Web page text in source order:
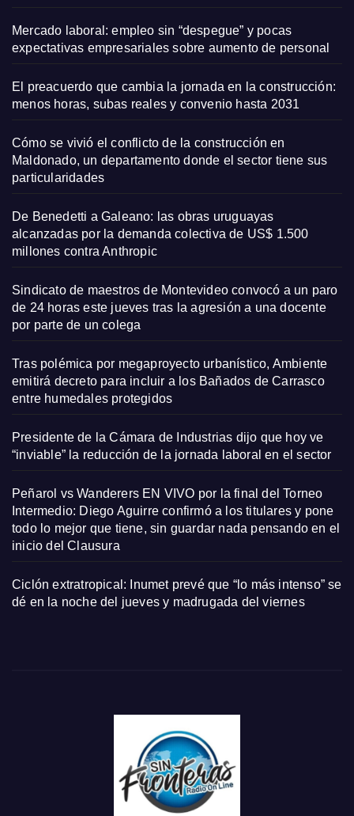
Mercado laboral: empleo sin “despegue” y pocas
expectativas empresariales sobre aumento de personal
El preacuerdo que cambia la jornada en la construcción:
menos horas, subas reales y convenio hasta 2031
Cómo se vivió el conflicto de la construcción en
Maldonado, un departamento donde el sector tiene sus
particularidades
De Benedetti a Galeano: las obras uruguayas
alcanzadas por la demanda colectiva de US$ 1.500
millones contra Anthropic
Sindicato de maestros de Montevideo convocó a un paro
de 24 horas este jueves tras la agresión a una docente
por parte de un colega
Tras polémica por megaproyecto urbanístico, Ambiente
emitirá decreto para incluir a los Bañados de Carrasco
entre humedales protegidos
Presidente de la Cámara de Industrias dijo que hoy ve
“inviable” la reducción de la jornada laboral en el sector
Peñarol vs Wanderers EN VIVO por la final del Torneo
Intermedio: Diego Aguirre confirmó a los titulares y pone
todo lo mejor que tiene, sin guardar nada pensando en el
inicio del Clausura
Ciclón extratropical: Inumet prevé que “lo más intenso” se
dé en la noche del jueves y madrugada del viernes